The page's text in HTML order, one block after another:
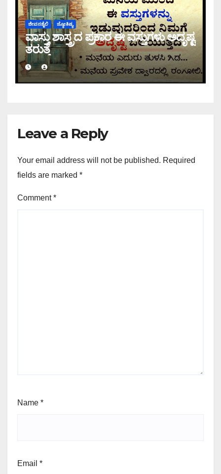
ಜೀವನಶೈಲಿ ಜ್ಯೋತಿಷ್ಯ
ವಾಸ್ತು ಶಾಸ್ತ್ರದ ಪ್ರಕಾರ ಈ ವಸ್ತುಗಳು ಅದೃಷ್ಟ
ತರುತ್ತೆ
Leave a Reply
Your email address will not be published. Required
fields are marked *
Comment*
Name *
Email *